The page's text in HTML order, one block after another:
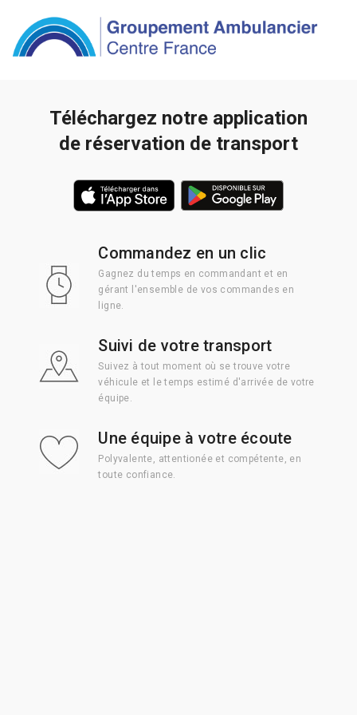
Téléchargez notre application
de réservation de transport
Commandez en un clic
Gagnez du temps en commandant et en
gérant l'ensemble de vos commandes en
ligne.
Suivi de votre transport
Suivez à tout moment où se trouve votre
véhicule et le temps estimé d'arrivée de votre
équipe.
Une équipe à votre écoute
Polyvalente, attentionée et compétente, en
toute confiance.